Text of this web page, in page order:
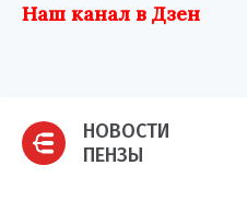
Наш канал в Дзен
НОВОСТИ
ПЕНЗЫ